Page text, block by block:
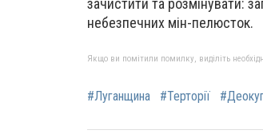
зачистити та розмінувати:
небезпечних мін-пелюсток.
Якщо ви помітили помилку, виділіть
#Луганщина #Терторії